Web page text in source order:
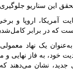
این سناریو جلوگیری
آمریکا، اروپا و
که در برابر کامل‌شدن
یک نهاد
خود، به فاز نهایی و
جدید، نشان می‌دهند